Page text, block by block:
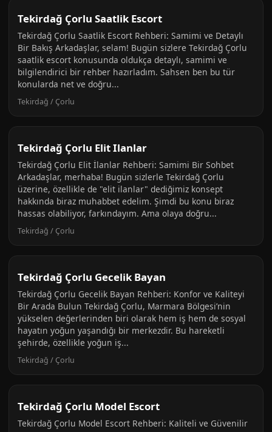
Tekirdağ Çorlu Saatlik Escort
Tekirdağ Çorlu Saatlik Escort Rehberi: Samimi ve Detaylı
Bir Bakış Arkadaşlar, selam! Bugün sizlere Tekirdağ Çorlu
saatlik escort konusunda oldukça detaylı, samimi ve
bilgilendirici bir rehber hazırladım. Sahsen ben bu tür
konularda net ve doğru...
Tekirdağ / Çorlu
Tekirdağ Çorlu Elit Ilanlar
Tekirdağ Çorlu Elit İlanlar Rehberi: Samimi Bir Sohbet
Arkadaşlar, merhaba! Bugün sizlerle Tekirdağ Çorlu
üzerine, özellikle de "elit ilanlar" dediğimiz konsept
hakkında biraz muhabbet edelim. Şimdi bu konu biraz
hassas olabiliyor, farkındayım. Ama olaya doğru...
Tekirdağ / Çorlu
Tekirdağ Çorlu Gecelik Bayan
Tekirdağ Çorlu Gecelik Bayan Rehberi: Konfor ve Kaliteyi
Bir Arada Bulun Tekirdağ Çorlu, Marmara Bölgesi’nin
yükselen değerlerinden biri olarak hem iş hem de sosyal
hayatın yoğun yaşandığı bir merkezdir. Bu hareketli
şehirde, özellikle yoğun iş...
Tekirdağ / Çorlu
Tekirdağ Çorlu Model Escort
Tekirdağ Çorlu Model Escort Rehberi: Kaliteli ve Güvenilir